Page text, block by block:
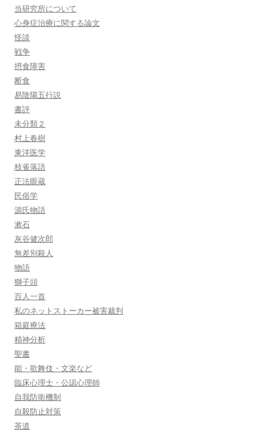
当研究所について
心身症治療に関する論文
怪談
戦争
摂食障害
断食
易陰陽五行説
書評
未分類２
村上春樹
東洋医学
枝雀落語
正法眼蔵
民俗学
源氏物語
漱石
灰谷健次郎
無差別殺人
物語
獅子頭
百人一首
私のネットストーカー被害裁判
箱庭療法
精神分析
聖書
能・歌舞伎・文楽など
臨床心理士・公認心理師
自我防衛機制
自殺防止対策
茶道